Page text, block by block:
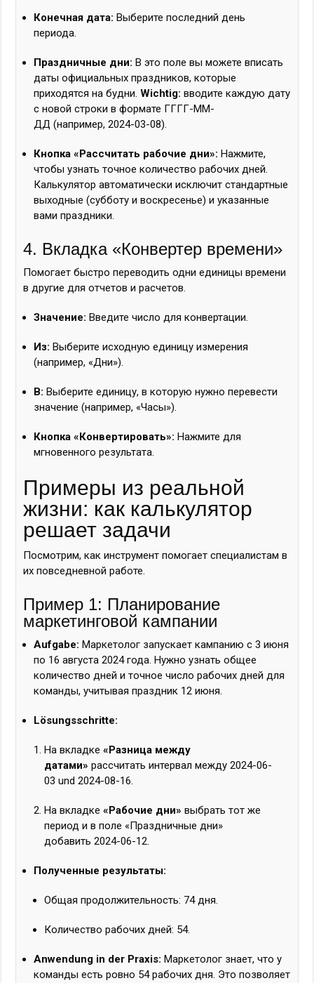
Конечная дата: Выберите последний день
периода.
Праздничные дни: В это поле вы можете вписать
даты официальных праздников, которые
приходятся на будни.Wichtig: вводите каждую дату
с новой строки в формате ГГГГ-ММ-
ДД (например,2024-03-08).
Кнопка «Рассчитать рабочие дни»: Нажмите,
чтобы узнать точное количество рабочих дней.
Калькулятор автоматически исключит стандартные
выходные (субботу и воскресенье) и указанные
вами праздники.
4. Вкладка «Конвертер времени»
Помогает быстро переводить одни единицы времени
в другие для отчетов и расчетов.
Значение: Введите число для конвертации.
Из: Выберите исходную единицу измерения
(например, «Дни»).
В: Выберите единицу, в которую нужно перевести
значение (например, «Часы»).
Кнопка «Конвертировать»: Нажмите для
мгновенного результата.
Примеры из реальной
жизни: как калькулятор
решает задачи
Посмотрим, как инструмент помогает специалистам в
их повседневной работе.
Пример 1: Планирование
маркетинговой кампании
Aufgabe: Маркетолог запускает кампанию с 3 июня
по 16 августа 2024 года. Нужно узнать общее
количество дней и точное число рабочих дней для
команды, учитывая праздник 12 июня.
Lösungsschritte:
На вкладке«Разница между
датами» рассчитать интервал между2024-06-
03 und2024-08-16.
На вкладке«Рабочие дни» выбрать тот же
период и в поле «Праздничные дни»
добавить2024-06-12.
Полученные результаты:
Общая продолжительность: 74 дня.
Количество рабочих дней: 54.
Anwendung in der Praxis: Маркетолог знает, что у
команды есть ровно 54 рабочих дня. Это позволяет